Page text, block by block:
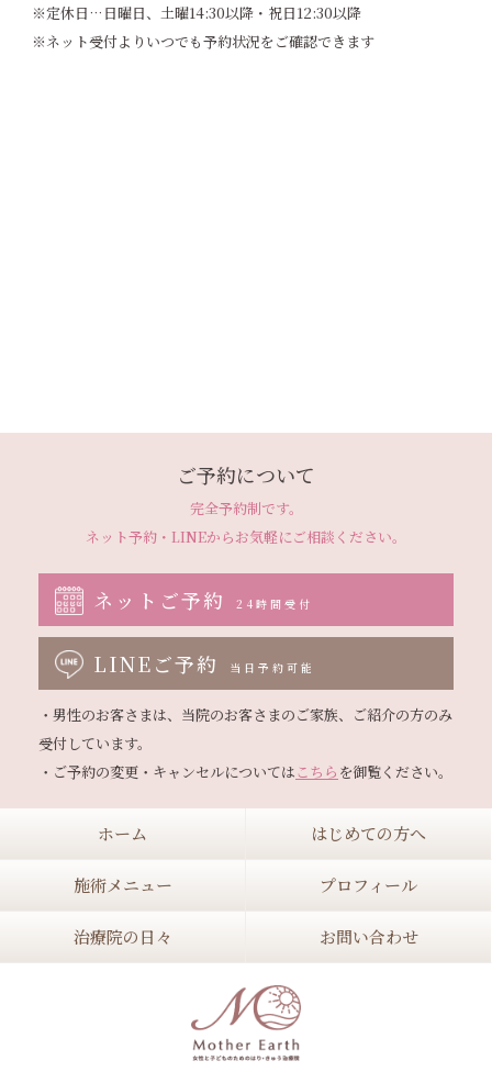
※定休日…日曜日、土曜14:30以降・祝日12:30以降
※ネット受付よりいつでも予約状況をご確認できます
ご予約について
完全予約制です。
ネット予約・LINEからお気軽にご相談ください。
ネットご予約 24時間受付
LINEご予約 当日予約可能
・男性のお客さまは、当院のお客さまのご家族、ご紹介の方のみ
受付しています。
・ご予約の変更・キャンセルについてはこちら
ホーム はじめての方へ
施術メニュー プロフィール
治療院の日々 お問い合わせ